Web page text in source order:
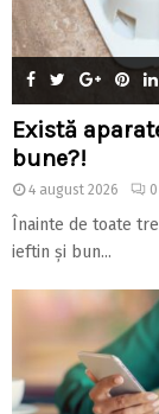
Există
bune?!
4 august 2026 0
Înainte de toate
ieftin și bun...